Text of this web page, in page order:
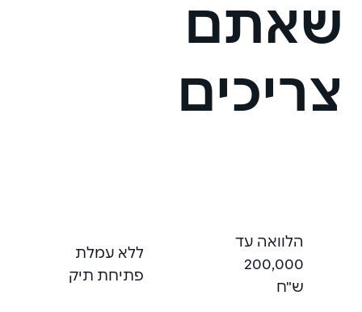
שאתם
צריכים
ללא עמלת
פתיחת תיק
הלוואה עד
200,000
ש"ח